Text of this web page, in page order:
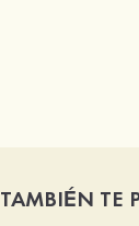
TAMBIÉN TE